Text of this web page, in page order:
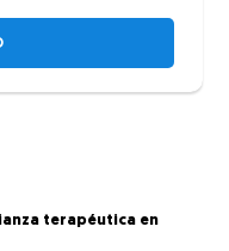
terapéutica en